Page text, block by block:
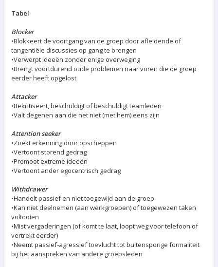
Tabel
Blocker
•Blokkeert de voortgang van de groep door afleidende of
tangentiële discussies op gang te brengen
•Verwerpt ideeën zonder enige overweging
•Brengt voortdurend oude problemen naar voren die de groep
eerder heeft opgelost
Attacker
•Bekritiseert, beschuldigt of beschuldigt teamleden
•Valt degenen aan die het niet (met hem) eens zijn
Attention seeker
•Zoekt erkenning door opscheppen
•Vertoont storend gedrag
•Promoot extreme ideeën
•Vertoont ander egocentrisch gedrag
Withdrawer
•Handelt passief en niet toegewijd aan de groep
•Kan niet deelnemen (aan werkgroepen) of toegewezen taken
voltooien
•Mist vergaderingen (of komt te laat, loopt weg voor telefoon of
vertrekt eerder)
•Neemt passief-agressief toevlucht tot buitensporige formaliteit
bij het aanspreken van andere groepsleden